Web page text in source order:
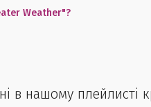
Weather"?
в нашому плейлисті